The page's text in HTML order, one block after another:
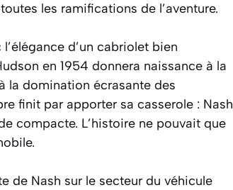
les ramifications de l’aventure.
d’un cabriolet bien
en 1954 donnera naissance à la
la domination écrasante des
finit par apporter sa casserole : Nash
compacte. L’histoire ne pouvait que
de Nash sur le secteur du véhicule